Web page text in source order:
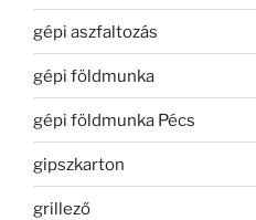
gépi aszfaltozás
gépi földmunka
gépi földmunka Pécs
gipszkarton
grillező